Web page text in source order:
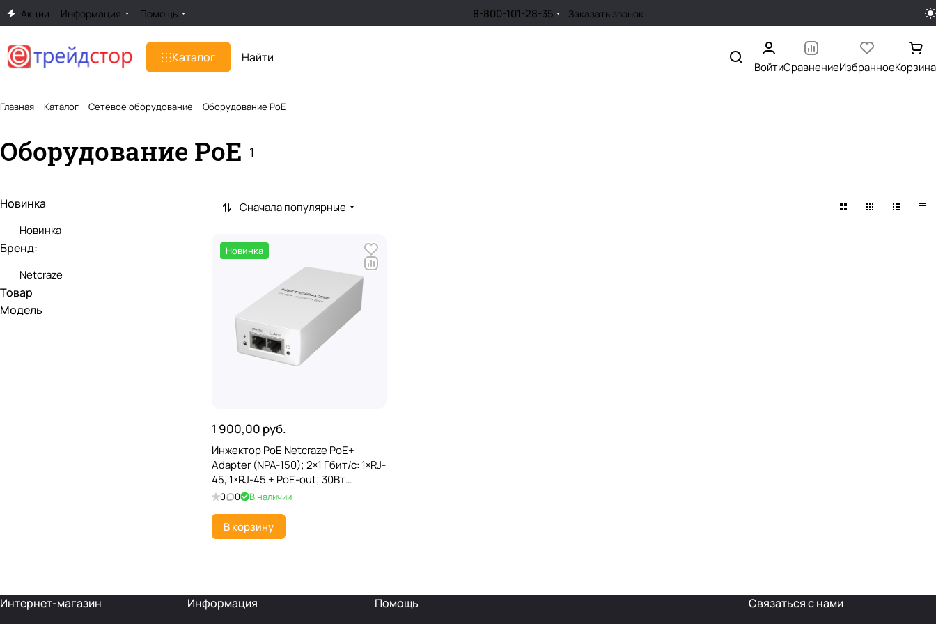
Акции Информация Помощь 8-800-101-28-35 Заказать звонок
Каталог
ВойтиСравнениеИзбранноеКорзина
Главная Каталог Сетевое оборудование Оборудование PoE
Оборудование PoE 1
Сначала популярные
Новинка
1 900,00 руб.
Инжектор PoE Netcraze PoE+
Adapter (NPA-150); 2×1 Гбит/с: 1×RJ-
45, 1×RJ-45 + PoE-out; 30Вт
802.3af/at
0 0 В наличии
В корзину
Новинка
Новинка
Бренд:
Netcraze
Товар
Модель
Интернет-магазин Информация Помощь Связаться с нами